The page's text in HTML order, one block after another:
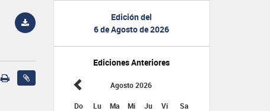
Edición del
6 de Agosto de 2026
Ediciones Anteriores
Agosto 2026
Do Lu Ma Mi Ju Vi Sa